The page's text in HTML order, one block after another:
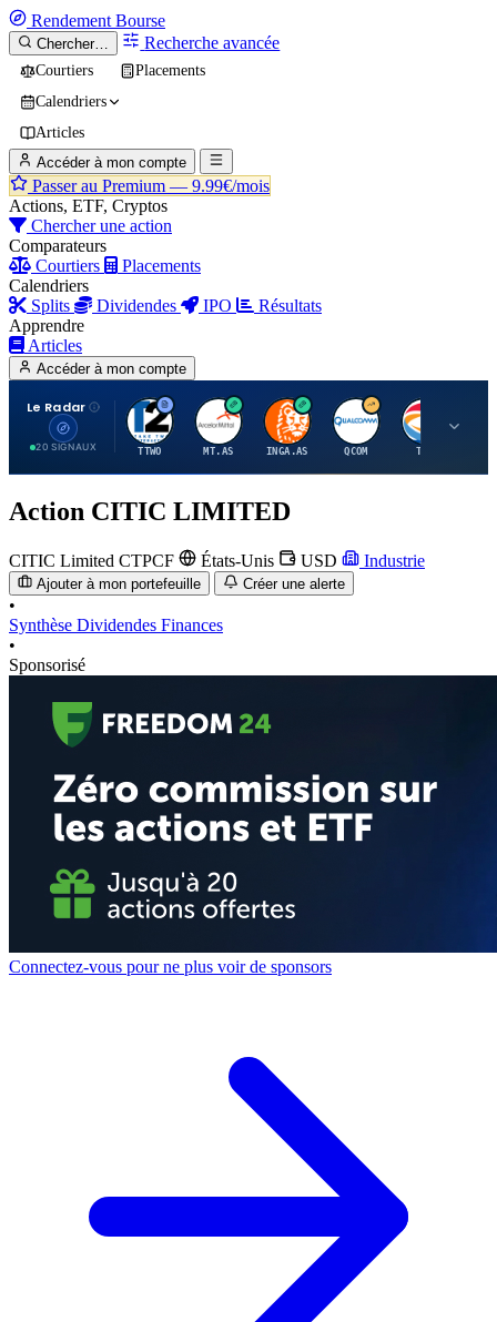
Rendement Bourse
Chercher… Recherche avancée
Courtiers
Placements
Calendriers
Articles
Accéder à mon compte
Passer au Premium — 9.99€/mois
Actions, ETF, Cryptos
Chercher une action
Comparateurs
Courtiers
Placements
Calendriers
Splits
Dividendes IPO
Résultats
Apprendre
Articles
Accéder à mon compte
Le Radar
20 SIGNAUX
T
TTWO
A
MT.AS
I
INGA.AS
Q
QCOM
T
TTE
Action CITIC LIMITED
CITIC Limited CTPCF États-Unis USD Industrie
Ajouter à mon portefeuille Créer une alerte
•
Synthèse Dividendes Finances
•
Sponsorisé
Connectez-vous pour ne plus voir de sponsors